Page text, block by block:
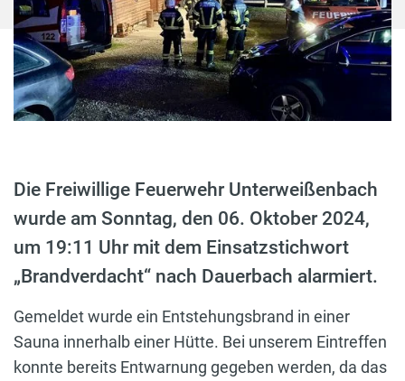
Die Freiwillige Feuerwehr Unterweißenbach
wurde am Sonntag, den 06. Oktober 2024,
um 19:11 Uhr mit dem Einsatzstichwort
„Brandverdacht“ nach Dauerbach alarmiert.
Gemeldet wurde ein Entstehungsbrand in einer
Sauna innerhalb einer Hütte. Bei unserem Eintreffen
konnte bereits Entwarnung gegeben werden, da das